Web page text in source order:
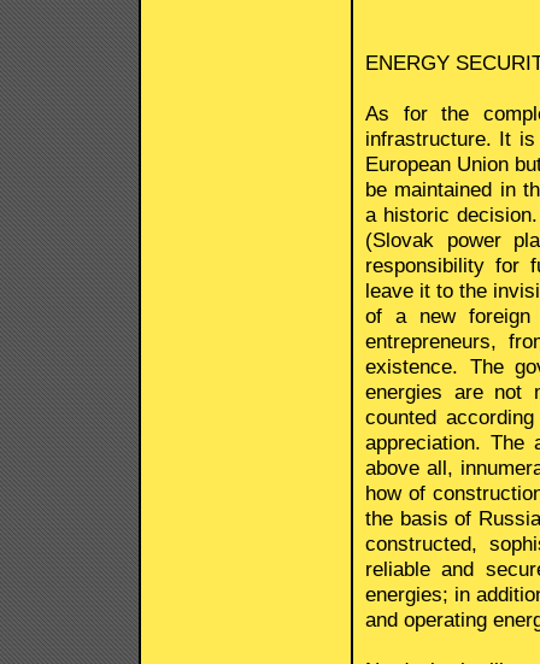
ENERGY
As for the
infrastructure. It
European Union
be maintained in
a historic
(Slovak power
responsibility for
leave it to the
of a new
entrepreneurs,
existence. The
energies are not
counted
appreciation.
above all,
how of
the basis of
constructed,
reliable and
energies; in
and operating